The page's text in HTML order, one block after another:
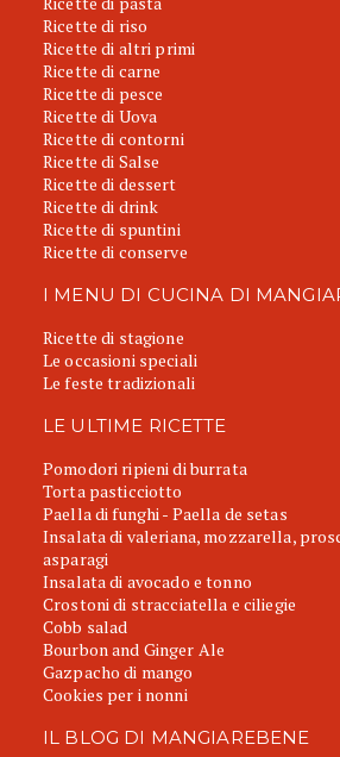
Ricette di riso
Ricette di altri primi
Ricette di carne
Ricette di pesce
Ricette di Uova
Ricette di contorni
Ricette di Salse
Ricette di dessert
Ricette di drink
Ricette di spuntini
Ricette di conserve
I MENU DI CUCINA DI
Ricette di stagione
Le occasioni speciali
Le feste tradizionali
LE ULTIME RICETTE
Pomodori ripieni di burrata
Torta pasticciotto
Paella di funghi - Paella de setas
Insalata di valeriana, mozzarella,
asparagi
Insalata di avocado e tonno
Crostoni di stracciatella e ciliegie
Cobb salad
Bourbon and Ginger Ale
Gazpacho di mango
Cookies per i nonni
IL BLOG DI MANGIAREBENE